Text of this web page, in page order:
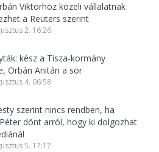
Viktorhoz közeli vállalatnak
a Reuters szerint
2. 16:26
kész a Tisza-kormány
Orbán Anitán a sor
4. 06:58
szerint nincs rendben, ha
dönt arról, hogy ki dolgozhat
5. 17:17